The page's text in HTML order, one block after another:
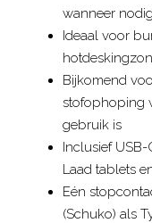
wanneer
Ideaal voor
Bijkomend
stofophoping
gebruik is
Inclusief
Laad tablets
Eén
(Schuko) als